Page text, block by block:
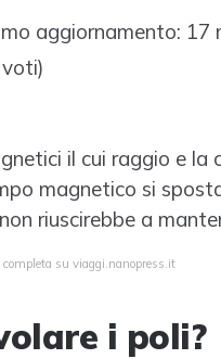
aggiornamento: 17
)
il cui raggio e la
magnetico si
riuscirebbe a
su viaggi.nanopress.it
i poli?